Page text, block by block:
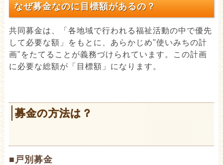
なぜ募金なのに目標額があるの？
共同募金は、「各地域で行われる福祉活動の中で優先
して必要な額」をもとに、あらかじめ"使いみちの計
画"をたてることが義務づけられています。この計画
に必要な総額が「目標額」になります。
募金の方法は？
■戸別募金